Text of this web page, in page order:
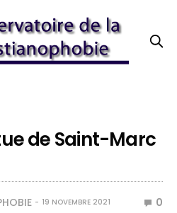
de Saint-Marc
19 NOVEMBRE 2021 0